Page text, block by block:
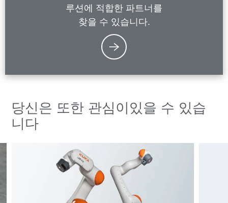
루션에 적합한 파트너를
찾을 수 있습니다.
당신은 또한 관심이있을 수 있습
니다